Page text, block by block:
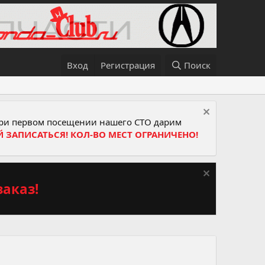
Вход Регистрация Поиск
первом посещении нашего СТО дарим
ЗАПИСАТЬСЯ! КОЛ-ВО МЕСТ ОГРАНИЧЕНО!